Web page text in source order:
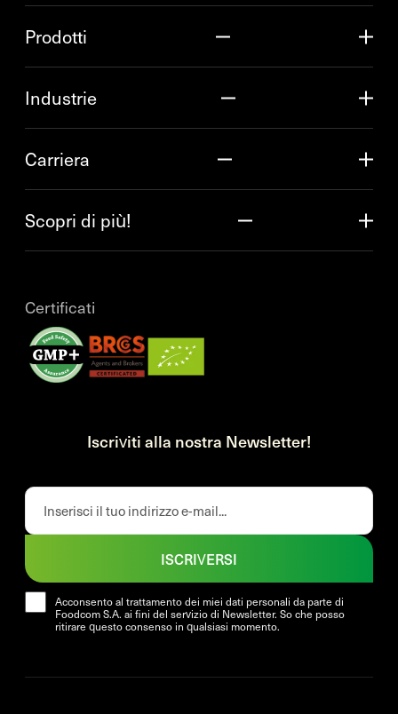
Prodotti
Industrie
Carriera
Scopri di più!
Certificati
Iscriviti alla nostra Newsletter!
Acconsento al trattamento dei miei dati personali da parte di
Foodcom S.A. ai fini del servizio di Newsletter. So che posso
ritirare questo consenso in qualsiasi momento.
ISCRIVERSI